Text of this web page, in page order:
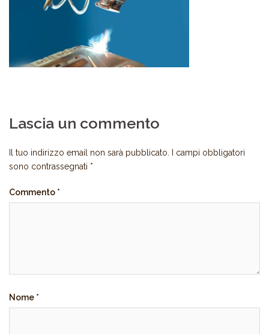
Lascia un commento
Il tuo indirizzo email non sarà pubblicato.
I campi obbligatori
sono contrassegnati *
Commento *
Nome *